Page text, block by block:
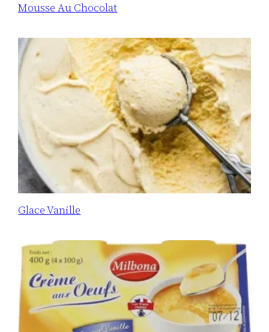
Mousse Au Chocolat
Glace Vanille